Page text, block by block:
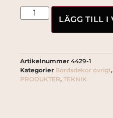
LÄGG TILL I
Artikelnummer 4429-1
Kategorier Bordsdekor övrigt,
PRODUKTER, TEKNIK